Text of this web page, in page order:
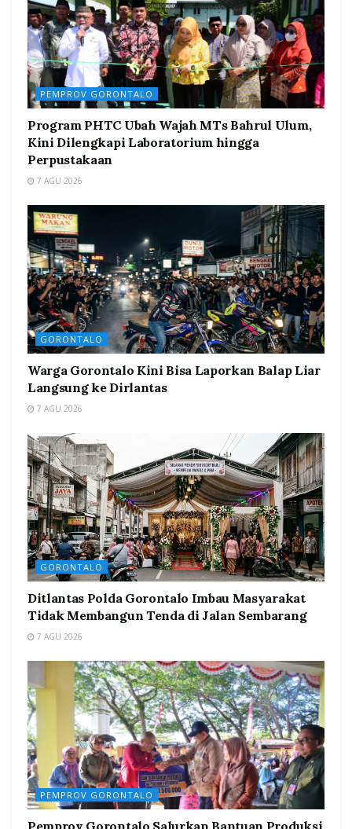
PEMPROV GORONTALO
Program PHTC Ubah Wajah MTs Bahrul Ulum,
Kini Dilengkapi Laboratorium hingga
Perpustakaan
7 AGU 2026
GORONTALO
Warga Gorontalo Kini Bisa Laporkan Balap Liar
Langsung ke Dirlantas
7 AGU 2026
GORONTALO
Ditlantas Polda Gorontalo Imbau Masyarakat
Tidak Membangun Tenda di Jalan Sembarang
7 AGU 2026
PEMPROV GORONTALO
Pemprov Gorontalo Salurkan Bantuan Produksi